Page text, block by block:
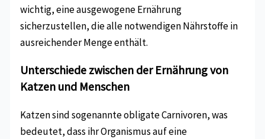
wichtig, eine ausgewogene Ernährung
sicherzustellen, die alle notwendigen Nährstoffe in
ausreichender Menge enthält.
Unterschiede zwischen der Ernährung von
Katzen und Menschen
Katzen sind sogenannte obligate Carnivoren, was
bedeutet, dass ihr Organismus auf eine